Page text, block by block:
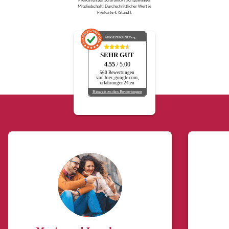
Mitgliedschaft. Durchschnittlicher Wert je
Freikarte € (Stand ).
AUSGEZEICHNET.org
SEHR GUT
4.55 / 5.00
560 Bewertungen
von hier, google.com,
erfahrungen24.eu
Hinweis zu den Bewertungen